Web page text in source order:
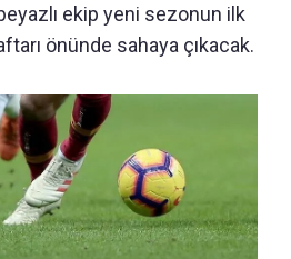
ekip yeni sezonun ilk
önünde sahaya çıkacak.